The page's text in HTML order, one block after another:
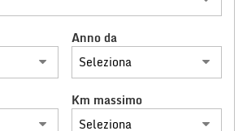
Anno da
Km massimo